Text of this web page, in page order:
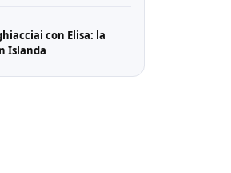
con Elisa: la
Islanda